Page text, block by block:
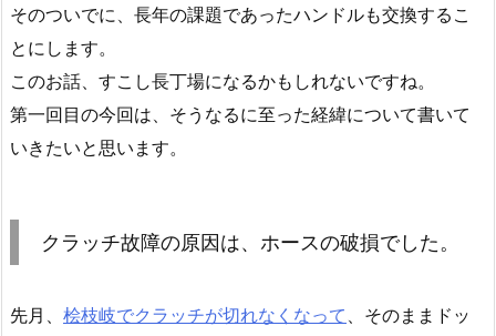
そのついでに、長年の課題であったハンドルも交換するこ
とにします。
このお話、すこし長丁場になるかもしれないですね。
第一回目の今回は、そうなるに至った経緯について書いて
いきたいと思います。
クラッチ故障の原因は、ホースの破損でした。
先月、 桧枝岐でクラッチが切れなくなって 、そのままドッ